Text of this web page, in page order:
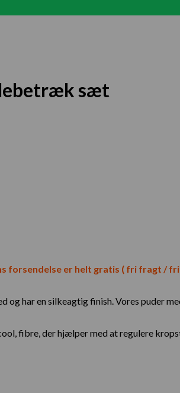
sæt
forsendelse er helt gratis ( fri fragt /
har en silkeagtig finish. Vores puder
fibre, der hjælper med at regulere